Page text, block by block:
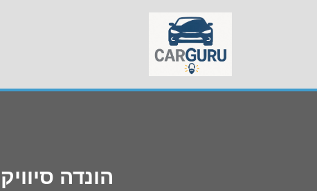
הונדה סיוויק 2017 תקלות – הגילויים שיביאו אתכם למוסך